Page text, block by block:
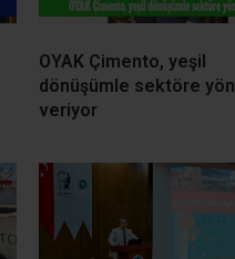
OYAK Çimento, yeşil
dönüşümle sektöre yön
veriyor